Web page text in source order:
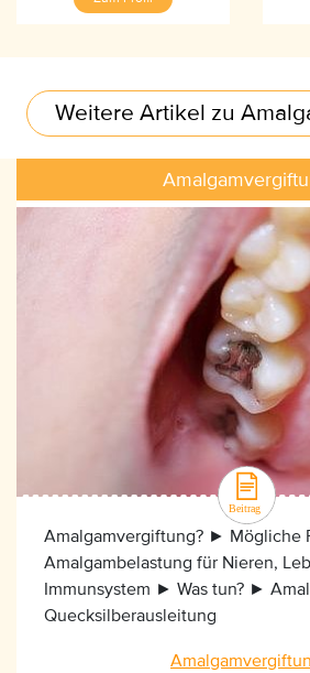
Weitere Artikel zu
Amalgamvergiftung? ► Mögliche
Amalgambelastung für Nieren,
Immunsystem ► Was tun? ►
Quecksilberausleitung